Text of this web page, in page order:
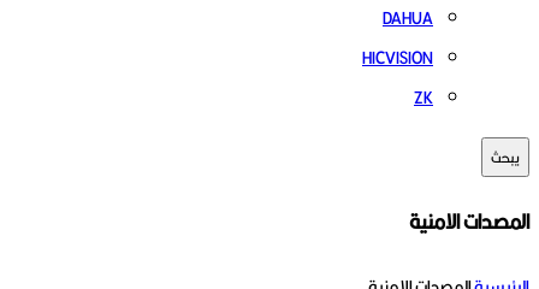
DAHUA
HICVISION
ZK
يبحث
المصدات الامنية